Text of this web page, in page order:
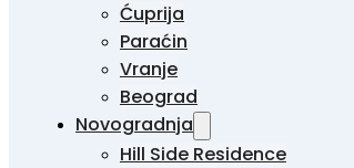
Ćuprija
Paraćin
Vranje
Beograd
Novogradnja
Hill Side Residence